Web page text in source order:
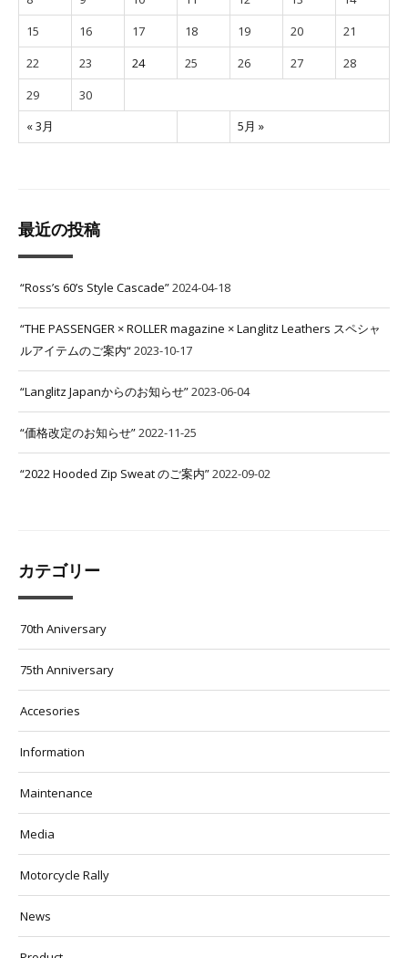
« 3月 5月 »
15
16 17 18 19 20
21
22
23 24 25 26 27
28
29
30
最近の投稿
“Ross’s 60’s Style Cascade”2024-04-18
“THE PASSENGER × ROLLER magazine × Langlitz Leathers スペシャ
ルアイテムのご案内“2023-10-17
“Langlitz Japanからのお知らせ”2023-06-04
“価格改定のお知らせ”2022-11-25
“2022 Hooded Zip Sweat のご案内”2022-09-02
カテゴリー
70th Aniversary
75th Anniversary
Accesories
Information
Maintenance
Media
Motorcycle Rally
News